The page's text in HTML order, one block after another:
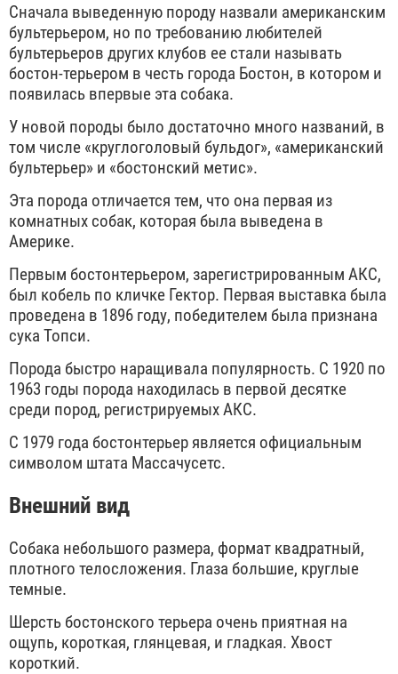
Сначала выведенную породу назвали американским
бультерьером, но по требованию любителей
бультерьеров других клубов ее стали называть
бостон-терьером в честь города Бостон, в котором и
появилась впервые эта собака.
У новой породы было достаточно много названий, в
том числе «круглоголовый бульдог», «американский
бультерьер» и «бостонский метис».
Эта порода отличается тем, что она первая из
комнатных собак, которая была выведена в
Америке.
Первым бостонтерьером, зарегистрированным АКС,
был кобель по кличке Гектор. Первая выставка была
проведена в 1896 году, победителем была признана
сука Топси.
Порода быстро наращивала популярность. С 1920 по
1963 годы порода находилась в первой десятке
среди пород, регистрируемых АКС.
С 1979 года бостонтерьер является официальным
символом штата Массачусетс.
Внешний вид
Собака небольшого размера, формат квадратный,
плотного телосложения. Глаза большие, круглые
темные.
Шерсть бостонского терьера очень приятная на
ощупь, короткая, глянцевая, и гладкая. Хвост
короткий.